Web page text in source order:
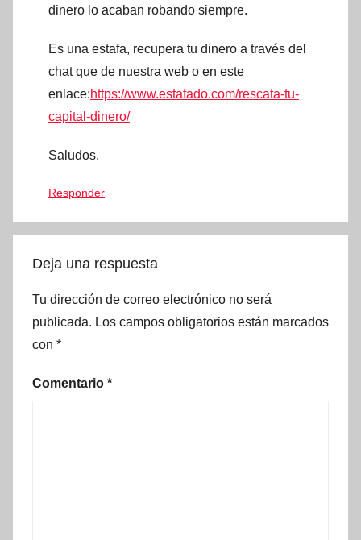
dinero lo acaban robando siempre.
Es una estafa, recupera tu dinero a través del
chat que de nuestra web o en este
enlace:https://www.estafado.com/rescata-tu-
capital-dinero/
Saludos.
Responder
Deja una respuesta
Tu dirección de correo electrónico no será
publicada. Los campos obligatorios están marcados
con *
Comentario *